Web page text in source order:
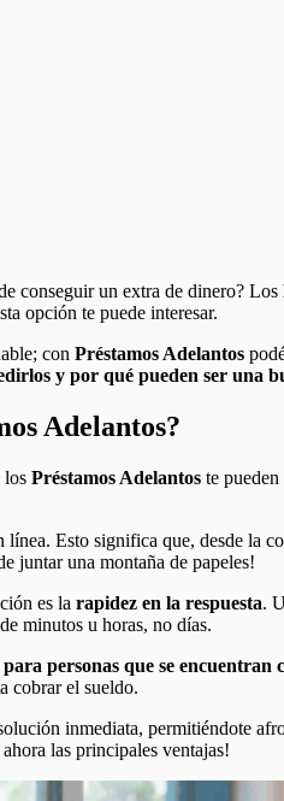
conseguir un extra de dinero? Los
opción te puede interesar.
con Préstamos Adelantos
y por qué pueden ser una
Adelantos?
los Préstamos Adelantos te
Esto significa que, desde la
juntar una montaña de papeles!
es la rapidez en la respuesta.
minutos u horas, no días.
para personas que se
cobrar el sueldo.
inmediata, permitiéndote
las principales ventajas!